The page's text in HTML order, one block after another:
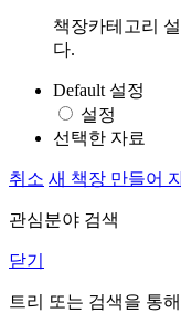
책장카테고리
다.
Default 설정
설정
선택한 자료
취소 새 책장 만들어
관심분야 검색
닫기
트리 또는 검색을 통